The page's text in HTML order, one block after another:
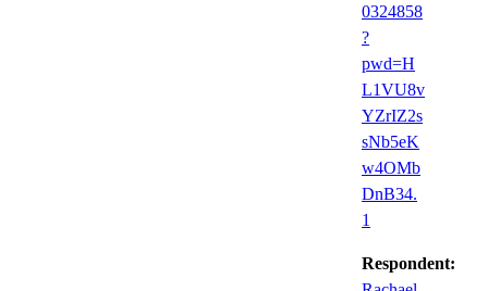
0324858
?
pwd=H
L1VU8v
YZrIZ2s
sNb5eK
w4OMb
DnB34.
1
Respondent: